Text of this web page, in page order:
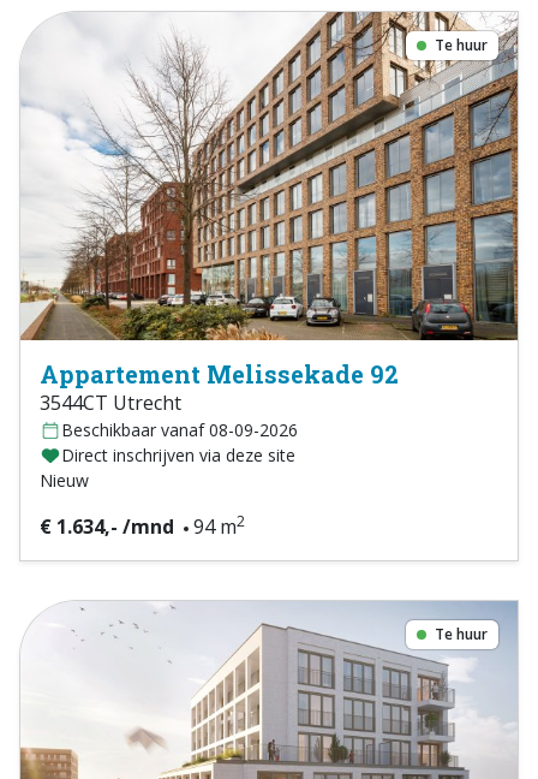
Te huur
Appartement Melissekade 92
3544CT Utrecht
Beschikbaar vanaf 08-09-2026
Direct inschrijven via deze site
Nieuw
€ 1.634,- /mnd 94 m2
Te huur